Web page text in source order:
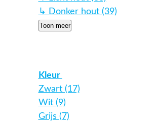
↳ Donker hout (39)
Toon meer
Kleur
Zwart (17)
Wit (9)
Grijs (7)